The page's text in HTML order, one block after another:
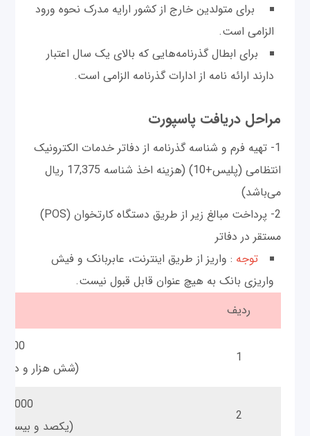
برای متولدین خارج از کشور ارایه مدرک نحوه ورود
الزامی است.
برای ابطال گذرنامه‌هایی که بالای یک سال اعتبار
دارند ارائه نامه از ادارات گذرنامه الزامی است.
مراحل دریافت پاسپورت
1- تهیه فرم و شناسه گذرنامه از دفاتر خدمات الکترونیک
انتظامی (پلیس+10) (هزینه اخذ شناسه 17,375 ریال
می‌باشد)
2- پرداخت مبالغ زیر از طریق دستگاه کارتخوان (POS)
مستقر در دفاتر
توجه : واریز از طریق اینترنت، عابربانک و فیش
واریزی بانک به هیچ عنوان قابل قبول نیست.
ردیف
1
62،500
(شش هزار و
2
(یکصد و بیست